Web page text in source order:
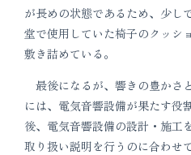
が長めの状態であるため、少し
堂で使用していた椅子のクッシ
敷き詰めている。
最後になるが、響きの豊かさ
には、電気音響設備が果たす役
後、電気音響設備の設計・施工
取り扱い説明を行うのに合わせ